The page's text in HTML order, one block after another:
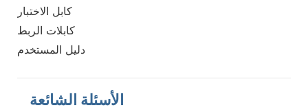
كابل الاختبار
كابلات الربط
دليل المستخدم
الأسئلة الشائعة